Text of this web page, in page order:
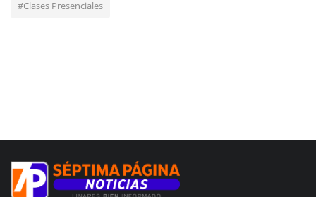
#Clases Presenciales